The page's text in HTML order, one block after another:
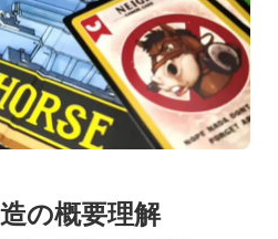
の概要理解